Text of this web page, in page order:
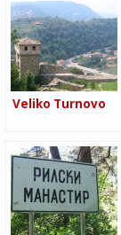
Veliko Turnovo